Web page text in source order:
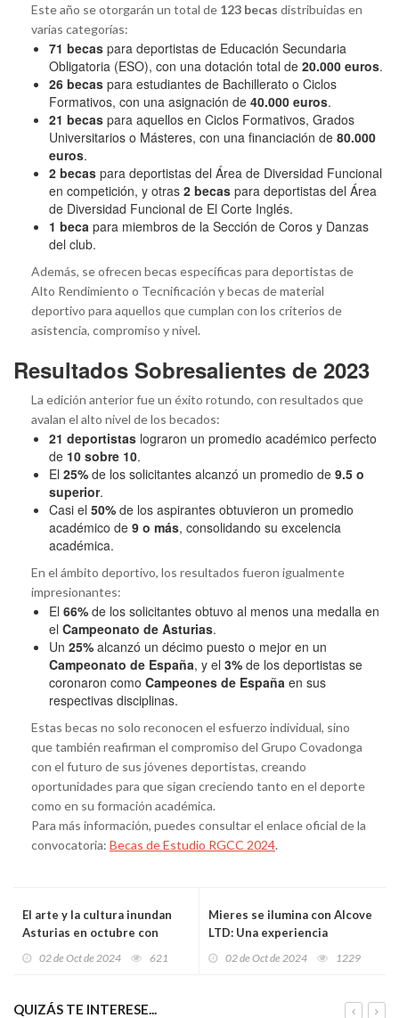
Este año se otorgarán un total de 123 becas distribuidas en
varias categorías:
71 becas para deportistas de Educación Secundaria
Obligatoria (ESO), con una dotación total de 20.000 euros.
26 becas para estudiantes de Bachillerato o Ciclos
Formativos, con una asignación de 40.000 euros.
21 becas para aquellos en Ciclos Formativos, Grados
Universitarios o Másteres, con una financiación de 80.000
euros.
2 becas para deportistas del Área de Diversidad Funcional
en competición, y otras 2 becas para deportistas del Área
de Diversidad Funcional de El Corte Inglés.
1 beca para miembros de la Sección de Coros y Danzas
del club.
Además, se ofrecen becas específicas para deportistas de
Alto Rendimiento o Tecnificación y becas de material
deportivo para aquellos que cumplan con los criterios de
asistencia, compromiso y nivel.
Resultados Sobresalientes de 2023
La edición anterior fue un éxito rotundo, con resultados que
avalan el alto nivel de los becados:
21 deportistas lograron un promedio académico perfecto
de 10 sobre 10.
El 25% de los solicitantes alcanzó un promedio de 9.5 o
superior.
Casi el 50% de los aspirantes obtuvieron un promedio
académico de 9 o más, consolidando su excelencia
académica.
En el ámbito deportivo, los resultados fueron igualmente
impresionantes:
El 66% de los solicitantes obtuvo al menos una medalla en
el Campeonato de Asturias.
Un 25% alcanzó un décimo puesto o mejor en un
Campeonato de España, y el 3% de los deportistas se
coronaron como Campeones de España en sus
respectivas disciplinas.
Estas becas no solo reconocen el esfuerzo individual, sino
que también reafirman el compromiso del Grupo Covadonga
con el futuro de sus jóvenes deportistas, creando
oportunidades para que sigan creciendo tanto en el deporte
como en su formación académica.
Para más información, puedes consultar el enlace oficial de la
convocatoria: Becas de Estudio RGCC 2024.
El arte y la cultura inundan
Asturias en octubre con
02 de Oct de 2024 621
Mieres se ilumina con Alcove
LTD: Una experiencia
02 de Oct de 2024 1229
QUIZÁS TE INTERESE...